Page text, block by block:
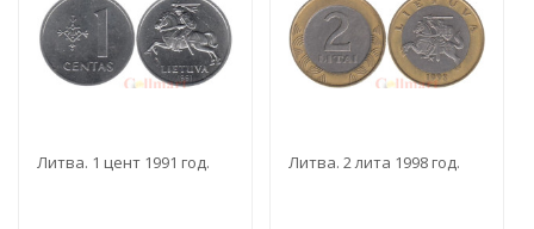
Литва. 1 цент 1991 год. Литва. 2 лита 1998 год.